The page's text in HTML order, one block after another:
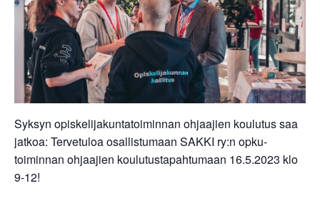
Syksyn opiskelijakuntatoiminnan ohjaajien koulutus saa
jatkoa: Tervetuloa osallistumaan SAKKI ry:n opku-
toiminnan ohjaajien koulutustapahtumaan 16.5.2023 klo
9-12!